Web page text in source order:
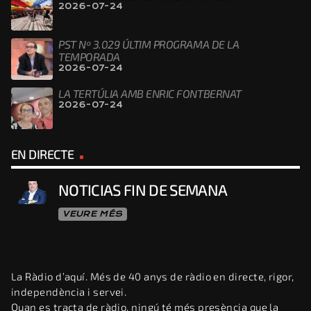
2026-07-24
PST Nº 3.029 ÚLTIM PROGRAMA DE LA
TEMPORADA
2026-07-24
LA TERTÚLIA AMB ENRIC FONTBERNAT
2026-07-24
EN DIRECTE
NOTICIAS FIN DE SEMANA
VEURE MÉS
La Ràdio d’aquí. Més de 40 anys de ràdio en directe, rigor,
independència i servei.
Quan es tracta de ràdio, ningú té més presència que la